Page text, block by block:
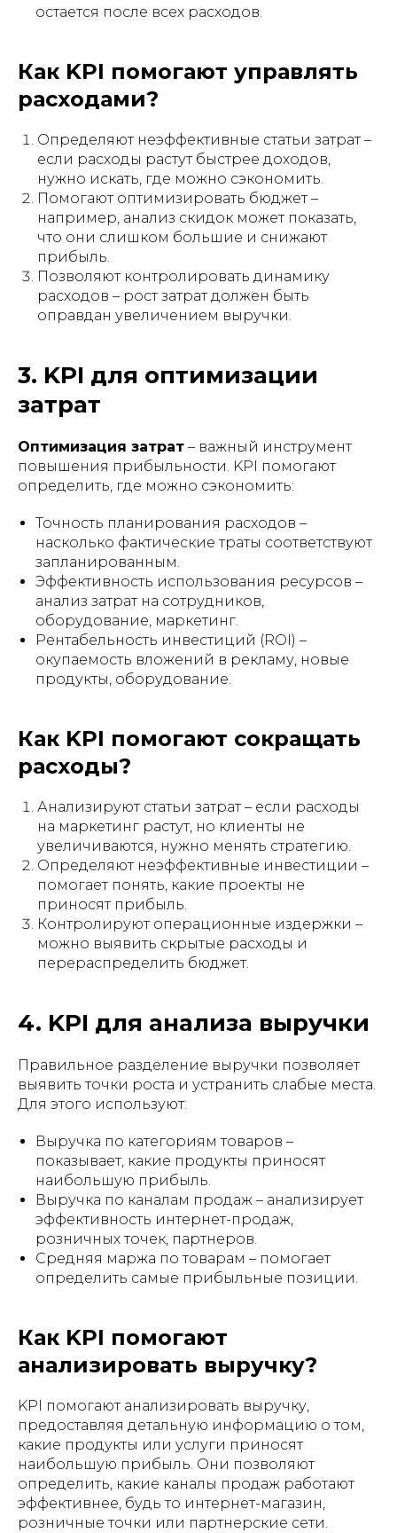
остается после всех расходов.
Как KPI помогают управлять
расходами?
Определяют неэффективные статьи затрат –
если расходы растут быстрее доходов,
нужно искать, где можно сэкономить.
Помогают оптимизировать бюджет –
например, анализ скидок может показать,
что они слишком большие и снижают
прибыль.
Позволяют контролировать динамику
расходов – рост затрат должен быть
оправдан увеличением выручки.
3. KPI для оптимизации
затрат
Оптимизация затрат – важный инструмент
повышения прибыльности. KPI помогают
определить, где можно сэкономить:
Точность планирования расходов –
насколько фактические траты соответствуют
запланированным.
Эффективность использования ресурсов –
анализ затрат на сотрудников,
оборудование, маркетинг.
Рентабельность инвестиций (ROI) –
окупаемость вложений в рекламу, новые
продукты, оборудование.
Как KPI помогают сокращать
расходы?
Анализируют статьи затрат – если расходы
на маркетинг растут, но клиенты не
увеличиваются, нужно менять стратегию.
Определяют неэффективные инвестиции –
помогает понять, какие проекты не
приносят прибыль.
Контролируют операционные издержки –
можно выявить скрытые расходы и
перераспределить бюджет.
4. KPI для анализа выручки
Правильное разделение выручки позволяет
выявить точки роста и устранить слабые места.
Для этого используют:
Выручка по категориям товаров –
показывает, какие продукты приносят
наибольшую прибыль.
Выручка по каналам продаж – анализирует
эффективность интернет-продаж,
розничных точек, партнеров.
Средняя маржа по товарам – помогает
определить самые прибыльные позиции.
Как KPI помогают
анализировать выручку?
KPI помогают анализировать выручку,
предоставляя детальную информацию о том,
какие продукты или услуги приносят
наибольшую прибыль. Они позволяют
определить, какие каналы продаж работают
эффективнее, будь то интернет-магазин,
розничные точки или партнерские сети.